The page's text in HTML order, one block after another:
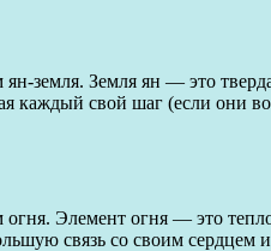
земля. Земля ян — это
свой шаг (если они
Элемент огня — это
связь со своим